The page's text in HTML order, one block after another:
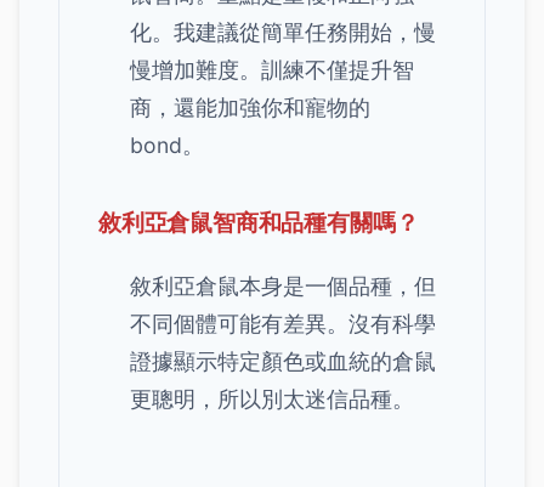
化。我建議從簡單任務開始，慢
慢增加難度。訓練不僅提升智
商，還能加強你和寵物的
bond。
敘利亞倉鼠智商和品種有關嗎？
敘利亞倉鼠本身是一個品種，但
不同個體可能有差異。沒有科學
證據顯示特定顏色或血統的倉鼠
更聰明，所以別太迷信品種。